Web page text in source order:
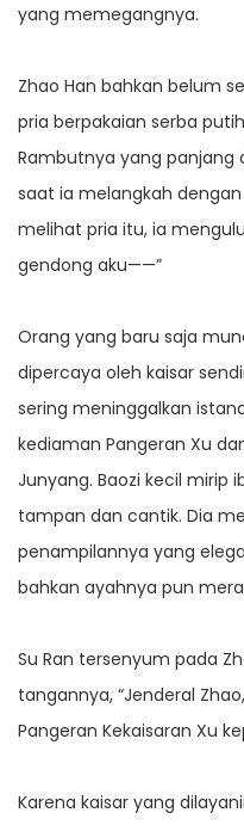
yang memegangnya.
Zhao Han bahkan belum
pria berpakaian serba
Rambutnya yang
saat ia melangkah dengan
melihat pria itu, ia
gendong aku——”
Orang yang baru saja
dipercaya oleh kaisar
sering meninggalkan
kediaman Pangeran Xu
Junyang. Baozi kecil mirip
tampan dan cantik. Dia
penampilannya yang
bahkan ayahnya pun
Su Ran tersenyum pada
tangannya, “Jenderal
Pangeran Kekaisaran Xu
Karena kaisar yang